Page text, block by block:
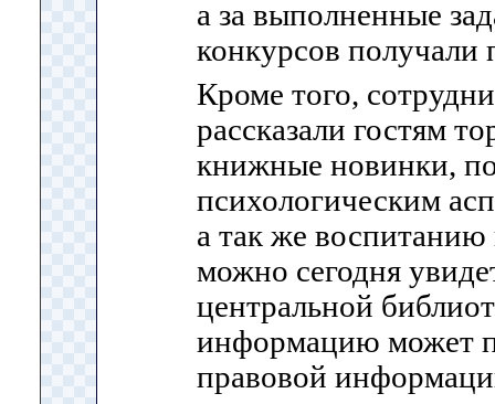
а за выполненные
конкурсов получали
Кроме того,
рассказали гостям
книжные новинки,
психологическим
а так же воспитанию
можно сегодня
центральной
информацию может
правовой